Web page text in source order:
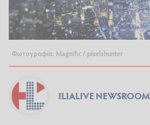
Φωτογραφία: Magnific / pixelshunter
ILIALIVE NEWSROOM